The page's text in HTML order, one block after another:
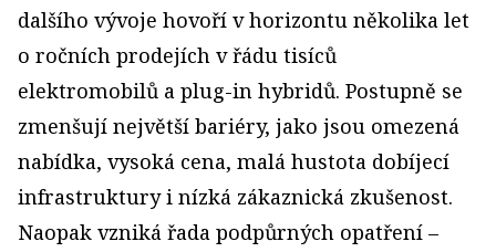
dalšího vývoje hovoří v horizontu několika let
o ročních prodejích v řádu tisíců
elektromobilů a plug-in hybridů. Postupně se
zmenšují největší bariéry, jako jsou omezená
nabídka, vysoká cena, malá hustota dobíjecí
infrastruktury i nízká zákaznická zkušenost.
Naopak vzniká řada podpůrných opatření –